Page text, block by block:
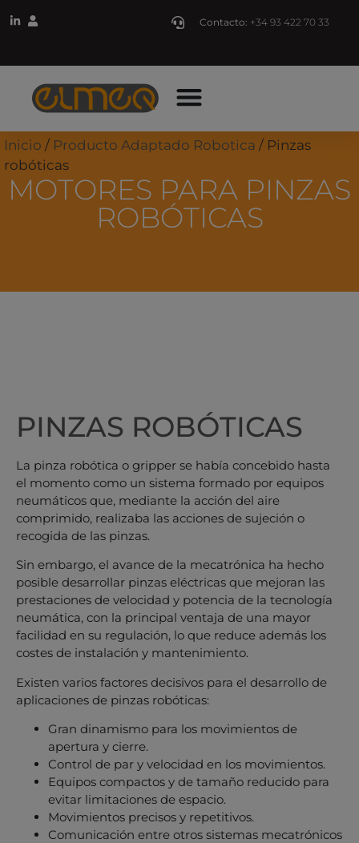
Contacto: +34 93 422 70 33
Inicio / Producto Adaptado Robotica / Pinzas
robóticas
MOTORES PARA PINZAS
ROBÓTICAS
PINZAS ROBÓTICAS
La pinza robótica o gripper se había concebido hasta
el momento como un sistema formado por equipos
neumáticos que, mediante la acción del aire
comprimido, realizaba las acciones de sujeción o
recogida de las pinzas.
Sin embargo, el avance de la mecatrónica ha hecho
posible desarrollar pinzas eléctricas que mejoran las
prestaciones de velocidad y potencia de la tecnología
neumática, con la principal ventaja de una mayor
facilidad en su regulación, lo que reduce además los
costes de instalación y mantenimiento.
Existen varios factores decisivos para el desarrollo de
aplicaciones de pinzas robóticas:
Gran dinamismo para los movimientos de
apertura y cierre.
Control de par y velocidad en los movimientos.
Equipos compactos y de tamaño reducido para
evitar limitaciones de espacio.
Movimientos precisos y repetitivos.
Comunicación entre otros sistemas mecatrónicos